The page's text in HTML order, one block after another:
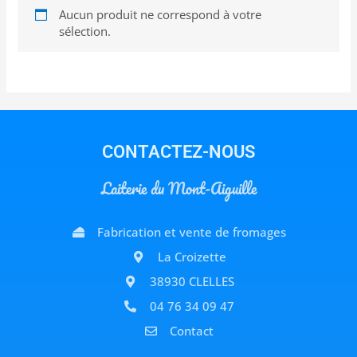
Aucun produit ne correspond à votre
sélection.
CONTACTEZ-NOUS
Laiterie du Mont-Aiguille
Fabrication et vente de fromages
La Croizette
38930 CLELLES
04 76 34 09 47
Contact